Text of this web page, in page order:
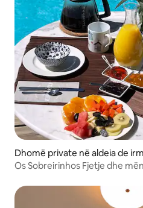
Dhomë private në aldeia de
Os Sobreirinhos Fjetje dhe